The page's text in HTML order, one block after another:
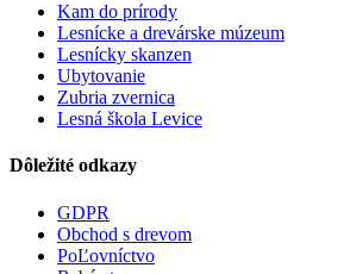
Kam do prírody
Lesnícke a drevárske múzeum
Lesnícky skanzen
Ubytovanie
Zubria zvernica
Lesná škola Levice
Dôležité odkazy
GDPR
Obchod s drevom
PoĽovníctvo